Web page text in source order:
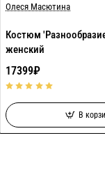
Олеся Масютина
Костюм
женский
17399₽
В